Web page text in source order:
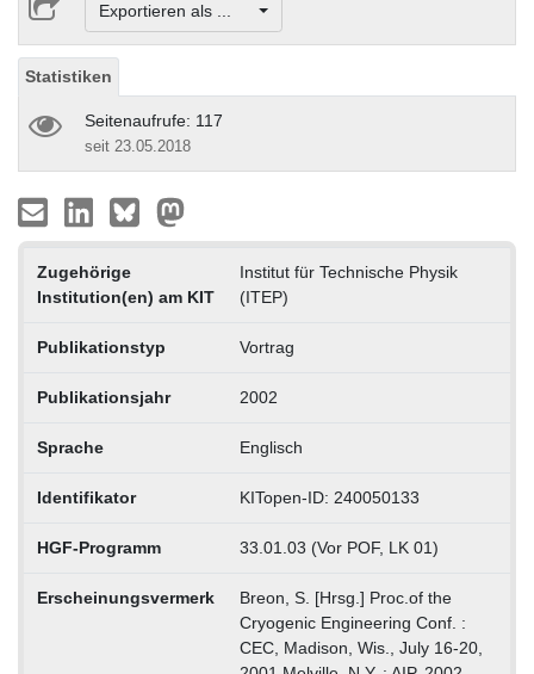
Exportieren als ...
Statistiken
Seitenaufrufe: 117
seit 23.05.2018
Zugehörige
Institution(en) am KIT
Institut für Technische Physik
(ITEP)
Publikationstyp Vortrag
Publikationsjahr 2002
Sprache Englisch
Identifikator KITopen-ID: 240050133
HGF-Programm 33.01.03 (Vor POF, LK 01)
Erscheinungsvermerk
Breon, S. [Hrsg.] Proc.of the
Cryogenic Engineering Conf. :
CEC, Madison, Wis., July 16-20,